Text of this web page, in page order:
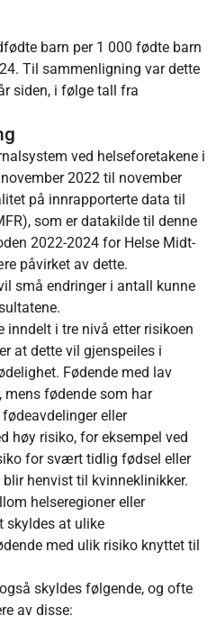
barn per 1 000 fødte barn
Til sammenligning var dette
siden, i følge tall fra
ved helseforetakene i
2022 til november
på innrapporterte data til
som er datakilde til denne
2022-2024 for Helse Midt-
påvirket av dette.
små endringer i antall kunne
inndelt i tre nivå etter risikoen
at dette vil gjenspeiles i
Fødende med lav
mens fødende som har
eller
høy risiko, for eksempel ved
for svært tidlig fødsel eller
henvist til kvinneklinikker.
helseregioner eller
skyldes at ulike
med ulik risiko knyttet til
skyldes følgende, og ofte
av disse: